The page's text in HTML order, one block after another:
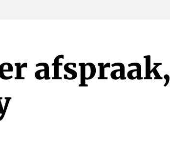
afspraak,